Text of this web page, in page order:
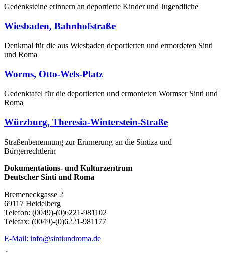
Gedenksteine erinnern an deportierte Kinder und Jugendliche
Wiesbaden, Bahnhofstraße
Denkmal für die aus Wiesbaden deportierten und ermordeten Sinti
und Roma
Worms, Otto-Wels-Platz
Gedenktafel für die deportierten und ermordeten Wormser Sinti und
Roma
Würzburg, Theresia-Winterstein-Straße
Straßenbenennung zur Erinnerung an die Sintiza und
Bürgerrechtlerin
Dokumentations- und Kulturzentrum
Deutscher Sinti und Roma
Bremeneckgasse 2
69117 Heidelberg
Telefon: (0049)-(0)6221-981102
Telefax: (0049)-(0)6221-981177
E-Mail: info@sintiundroma.de